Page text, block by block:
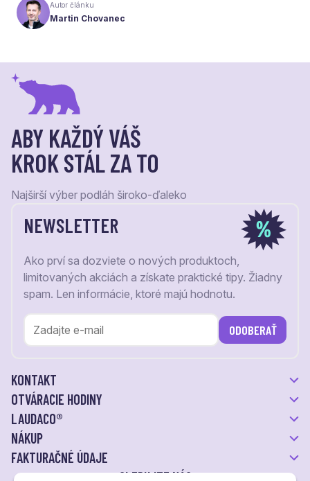
vizuálnou identitou. Naším cieľom je, aby každý
váš krok stál za to.
Autor článku
Martin Chovanec
ABY KAŽDÝ VÁŠ
KROK STÁL ZA TO
Najširší výber podláh široko-ďaleko
NEWSLETTER
Ako prví sa dozviete o nových produktoch,
limitovaných akciách a získate praktické tipy. Žiadny
spam. Len informácie, ktoré majú hodnotu.
ODOBERAŤ
KONTAKT
OTVÁRACIE HODINY
LAUDACO®
NÁKUP
FAKTURAČNÉ ÚDAJE
SLEDUJTE NÁS